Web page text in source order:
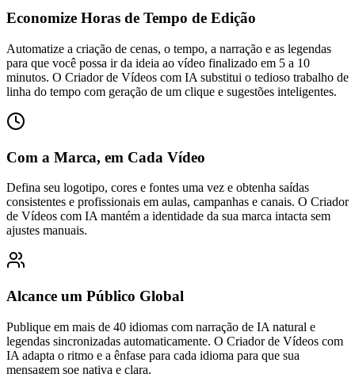
Economize Horas de Tempo de Edição
Automatize a criação de cenas, o tempo, a narração e as legendas
para que você possa ir da ideia ao vídeo finalizado em 5 a 10
minutos. O Criador de Vídeos com IA substitui o tedioso trabalho de
linha do tempo com geração de um clique e sugestões inteligentes.
Com a Marca, em Cada Vídeo
Defina seu logotipo, cores e fontes uma vez e obtenha saídas
consistentes e profissionais em aulas, campanhas e canais. O Criador
de Vídeos com IA mantém a identidade da sua marca intacta sem
ajustes manuais.
Alcance um Público Global
Publique em mais de 40 idiomas com narração de IA natural e
legendas sincronizadas automaticamente. O Criador de Vídeos com
IA adapta o ritmo e a ênfase para cada idioma para que sua
mensagem soe nativa e clara.